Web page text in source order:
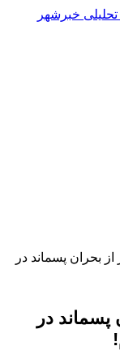
بحران پسماند در
در